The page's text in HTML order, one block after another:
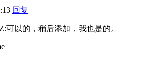
回复
可以的，稍后添加，我也是的。